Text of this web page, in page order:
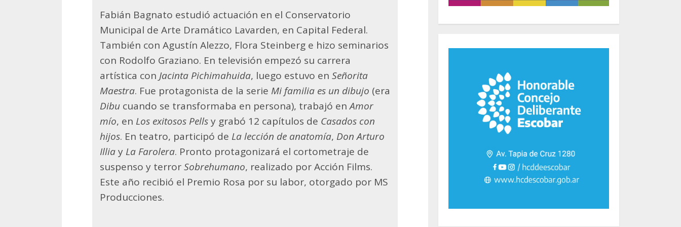
Fabián Bagnato estudió actuación en el Conservatorio
Municipal de Arte Dramático Lavarden, en Capital Federal.
También con Agustín Alezzo, Flora Steinberg e hizo seminarios
con Rodolfo Graziano. En televisión empezó su carrera
artística con Jacinta Pichimahuida, luego estuvo en Señorita
Maestra. Fue protagonista de la serie Mi familia es un dibujo (era
Dibu cuando se transformaba en persona), trabajó enAmor
mío, en Los exitosos Pellsy grabó 12 capítulos de Casados con
hijos. En teatro, participó de La lección de anatomía, Don Arturo
Illiay La Farolera. Pronto protagonizará el cortometraje de
suspenso y terrorSobrehumano, realizado por Acción Films.
Este año recibió el Premio Rosa por su labor, otorgado por MS
Producciones.